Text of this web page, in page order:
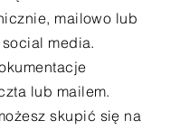
mailowo lub
media.
lub mailem.
skupić się na